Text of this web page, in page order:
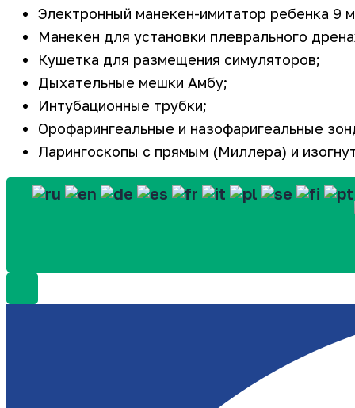
Электронный манекен-имитатор ребенка 9
Манекен для установки плеврального
Кушетка для размещения симуляторов;
Дыхательные мешки Амбу;
Интубационные трубки;
Орофарингеальные и назофаригеальные
Ларингоскопы с прямым (Миллера) и